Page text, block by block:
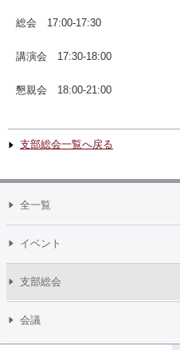
総会 17:00-17:30
講演会 17:30-18:00
懇親会 18:00-21:00
支部総会一覧へ戻る
全一覧
イベント
支部総会
会議